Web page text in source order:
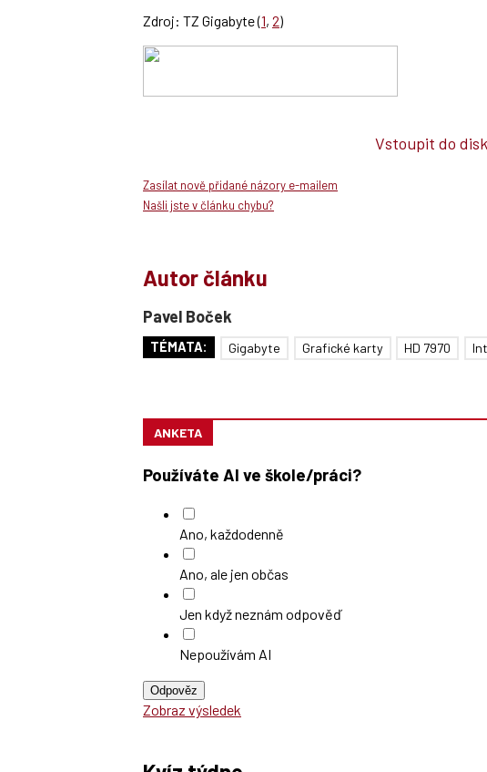
Zdroj: TZ Gigabyte (1, 2)
Vstoupit do
Zasílat nově přidané názory e-mailem
Našli jste v článku chybu?
Autor článku
Pavel Boček
TÉMATA: Gigabyte Grafické karty HD 7970
ANKETA
Používáte AI ve škole/práci?
Ano, každodenně
Ano, ale jen občas
Jen když neznám odpověď
Nepoužívám AI
Odpověz
Zobraz výsledek